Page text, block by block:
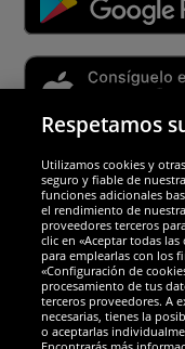
Socios y
Respetamos
Utilizamos cookies y
seguro y fiable de
funciones adicionales
el rendimiento de
proveedores terceros
clic en «Aceptar todas
para emplearlas con los
«Configuración de
procesamiento de tus
terceros proveedores. A
necesarias, tienes la
o aceptarlas